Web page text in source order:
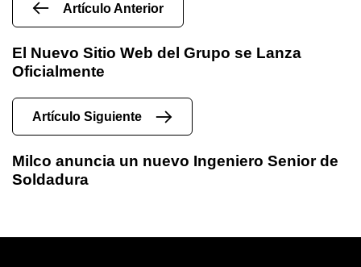
Artículo Anterior
El Nuevo Sitio Web del Grupo se Lanza
Oficialmente
Artículo Siguiente
Milco anuncia un nuevo Ingeniero Senior de
Soldadura